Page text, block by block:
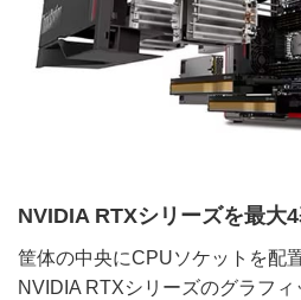
NVIDIA RTXシリーズを最大
筐体の中央にCPUソケットを配
NVIDIA RTXシリーズのグラフ